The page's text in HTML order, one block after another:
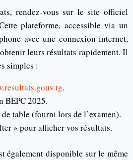
rendez-vous sur le site officiel
plateforme, accessible via un
avec une connexion internet,
leurs résultats rapidement. Il
simples :
.
BEPC 2025.
table (fourni lors de l’examen).
» pour afficher vos résultats.
également disponible sur le même